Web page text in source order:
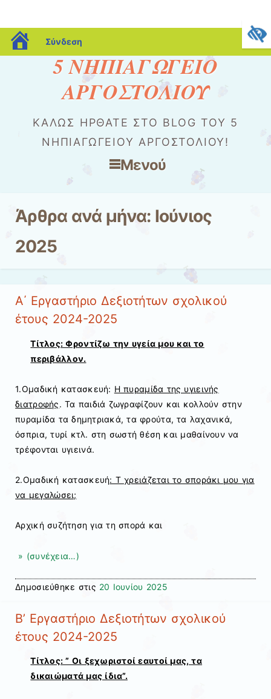
blogs.sch.gr
Σύνδεση
5 ΝΗΠΙΑΓΩΓΕΙΟ
ΑΡΓΟΣΤΟΛΙΟΥ
ΚΑΛΏΣ ΉΡΘΑΤΕ ΣΤΟ BLOG ΤΟΥ 5
ΝΗΠΙΑΓΩΓΕΙΟΥ ΑΡΓΟΣΤΟΛΙΟΥ!
Μενού
Μετάβαση στο περιεχόμενο
Άρθρα ανά μήνα: Ιούνιος
2025
Α΄ Εργαστήριο Δεξιοτήτων σχολικού
έτους 2024-2025
Τίτλος: Φροντίζω την υγεία μου και το
περιβάλλον.
1.Ομαδική κατασκευή: Η πυραμίδα της υγιεινής
διατροφής. Τα παιδιά ζωγραφίζουν και κολλούν στην
πυραμίδα τα δημητριακά, τα φρούτα, τα λαχανικά,
όσπρια, τυρί κτλ. στη σωστή θέση και μαθαίνουν να
τρέφονται υγιεινά.
2.Ομαδική κατασκευή: Τ χρειάζεται το σποράκι μου για
να μεγαλώσει;
Αρχική συζήτηση για τη σπορά και
» (συνέχεια…)
Δημοσιεύθηκε στις 20 Ιουνίου 2025
Β’ Εργαστήριο Δεξιοτήτων σχολικού
έτους 2024-2025
Τίτλος: ” Οι ξεχωριστοί εαυτοί μας, τα
δικαιώματά μας ίδια”.